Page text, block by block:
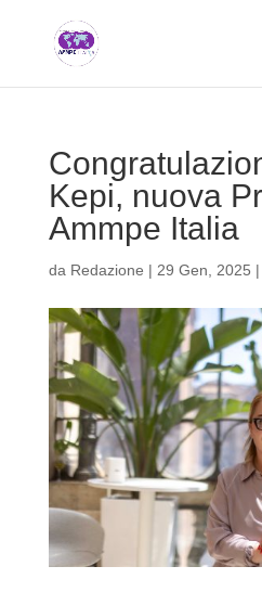
Kepi, nuova
Ammpe Italia
da Redazione | 29 Gen, 2025 |